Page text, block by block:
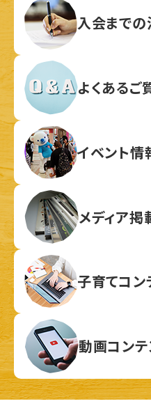
入会までの
よくあるご
イベント情
メディア掲
子育てコン
動画コンテ